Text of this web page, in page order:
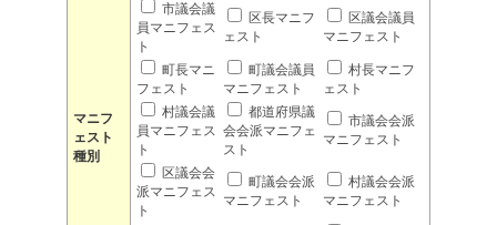
マニフ
ェスト
種別
市議会議
員マニフェス
ト
区長マニフ
ェスト
区議会議員
マニフェスト
町長マニ
フェスト
町議会議員
マニフェスト
村長マニフ
ェスト
村議会議
員マニフェス
ト
都道府県議
会会派マニフェ
スト
市議会会派
マニフェスト
区議会会
派マニフェス
ト
町議会会派
マニフェスト
村議会会派
マニフェスト